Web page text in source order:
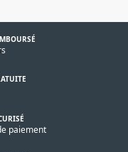
paiement